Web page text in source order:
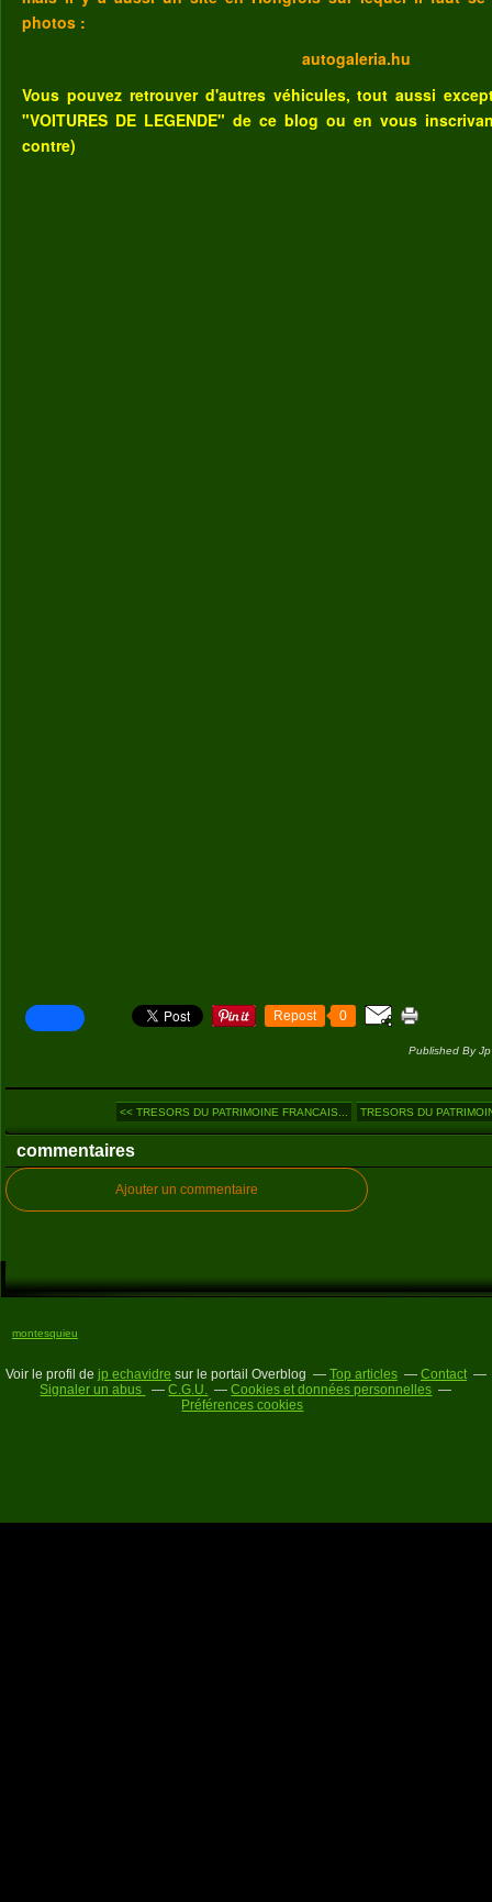
photos :
autogaleria.hu
Vous pouvez retrouver d'autres véhicules, tout aussi
"VOITURES DE LEGENDE" de ce blog ou en vous
contre)
Repost 0
Published By
<< TRESORS DU PATRIMOINE FRANCAIS... TRESORS DU
commentaires
Ajouter un commentaire
montesquieu
Voir le profil de jp echavidre sur le portail Overblog Top articles
Contact
Signaler un abus
C.G.U.
Cookies et données personnelles
Préférences cookies